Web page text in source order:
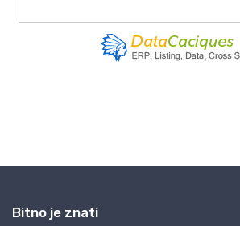
Bitno je znati